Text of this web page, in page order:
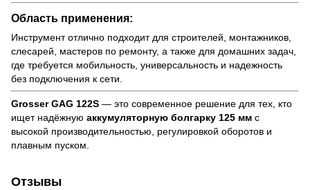
Область применения:
Инструмент отлично подходит для строителей, монтажников,
слесарей, мастеров по ремонту, а также для домашних задач,
где требуется мобильность, универсальность и надежность
без подключения к сети.
Grosser GAG 122S — это современное решение для тех, кто
ищет надёжную аккумуляторную болгарку 125 мм с
высокой производительностью, регулировкой оборотов и
плавным пуском.
Отзывы